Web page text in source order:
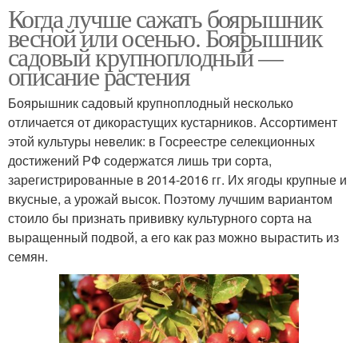
Когда лучше сажать боярышник
весной или осенью. Боярышник
садовый крупноплодный —
описание растения
Боярышник садовый крупноплодный несколько
отличается от дикорастущих кустарников. Ассортимент
этой культуры невелик: в Госреестре селекционных
достижений РФ содержатся лишь три сорта,
зарегистрированные в 2014-2016 гг. Их ягоды крупные и
вкусные, а урожай высок. Поэтому лучшим вариантом
стоило бы признать прививку культурного сорта на
выращенный подвой, а его как раз можно вырастить из
семян.